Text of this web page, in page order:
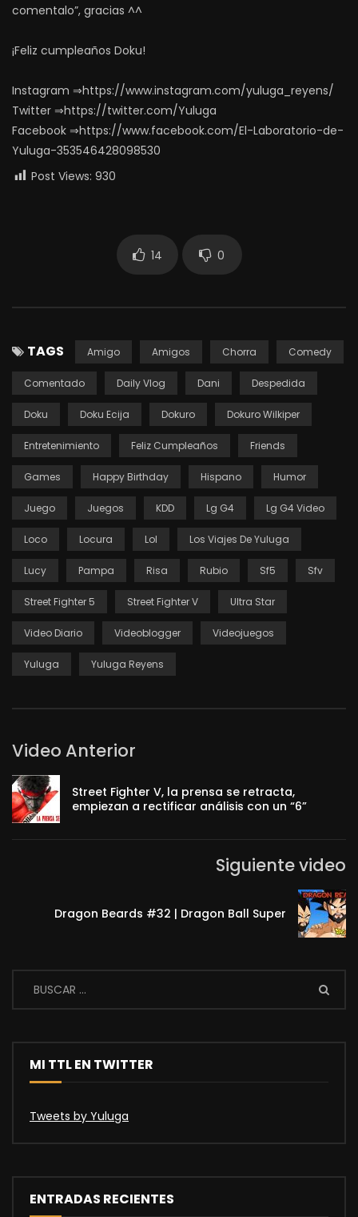
comentalo”, gracias ^^
¡Feliz cumpleaños Doku!
Instagram ⇒https://www.instagram.com/yuluga_reyens/
Twitter ⇒https://twitter.com/Yuluga
Facebook ⇒https://www.facebook.com/El-Laboratorio-de-
Yuluga-353546428098530
Post Views: 930
14 0
TAGS Amigo Amigos Chorra Comedy
Comentado Daily Vlog Dani Despedida
Doku Doku Ecija Dokuro Dokuro Wilkiper
Entretenimiento Feliz Cumpleaños Friends
Games Happy Birthday Hispano Humor
Juego Juegos KDD Lg G4 Lg G4 Video
Loco Locura Lol Los Viajes De Yuluga
Lucy Pampa Risa Rubio Sf5 Sfv
Street Fighter 5 Street Fighter V Ultra Star
Video Diario Videoblogger Videojuegos
Yuluga Yuluga Reyens
Video Anterior
Street Fighter V, la prensa se retracta,
empiezan a rectificar análisis con un “6”
Siguiente video
Dragon Beards #32 | Dragon Ball Super
MI TTL EN TWITTER
Tweets by Yuluga
ENTRADAS RECIENTES